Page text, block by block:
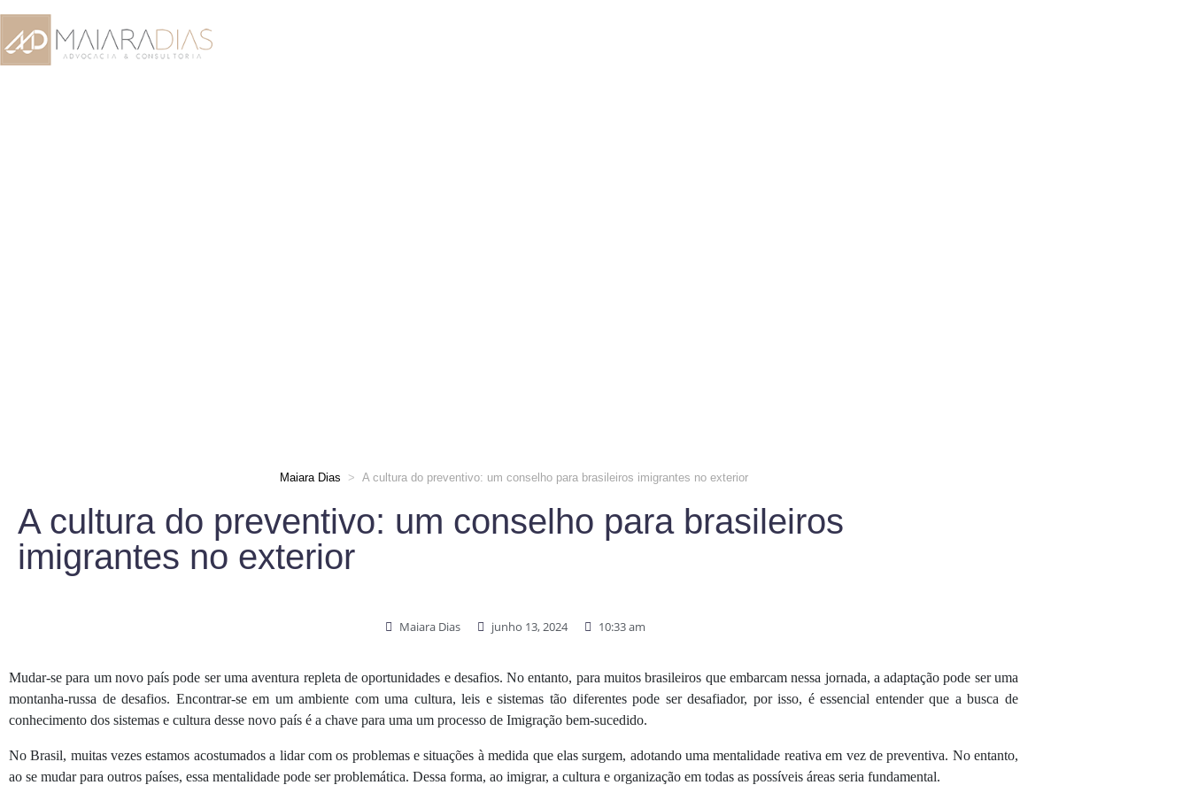
Maiara Dias > A cultura do preventivo: um conselho para brasileiros imigrantes no exterior
A cultura do preventivo: um conselho para brasileiros
imigrantes no exterior
Maiara Dias junho 13, 2024 10:33 am
Mudar-se para um novo país pode ser uma aventura repleta de oportunidades e desafios. No entanto, para muitos brasileiros que embarcam nessa jornada, a adaptação pode ser uma
montanha-russa de desafios. Encontrar-se em um ambiente com uma cultura, leis e sistemas tão diferentes pode ser desafiador, por isso, é essencial entender que a busca de
conhecimento dos sistemas e cultura desse novo país é a chave para uma um processo de Imigração bem-sucedido.
No Brasil, muitas vezes estamos acostumados a lidar com os problemas e situações à medida que elas surgem, adotando uma mentalidade reativa em vez de preventiva. No entanto,
ao se mudar para outros países, essa mentalidade pode ser problemática. Dessa forma, ao imigrar, a cultura e organização em todas as possíveis áreas seria fundamental.